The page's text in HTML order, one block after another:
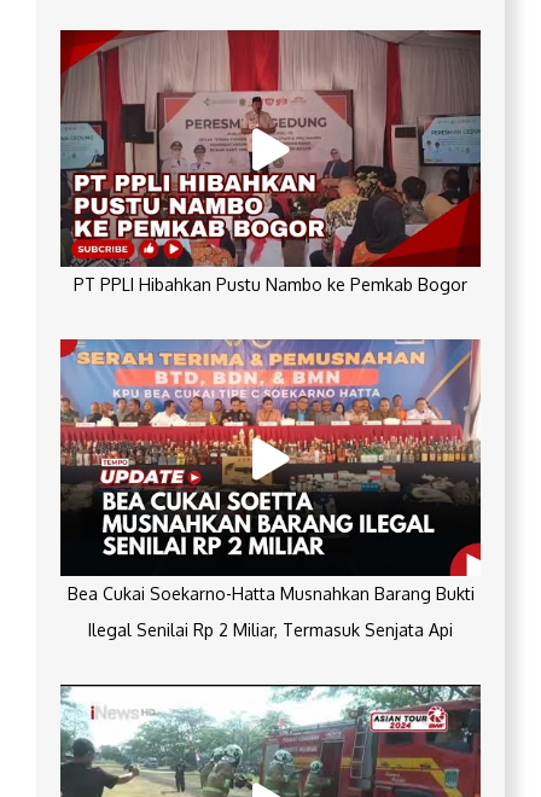
PT PPLI Hibahkan Pustu Nambo ke Pemkab Bogor
Bea Cukai Soekarno-Hatta Musnahkan Barang Bukti
Ilegal Senilai Rp 2 Miliar, Termasuk Senjata Api